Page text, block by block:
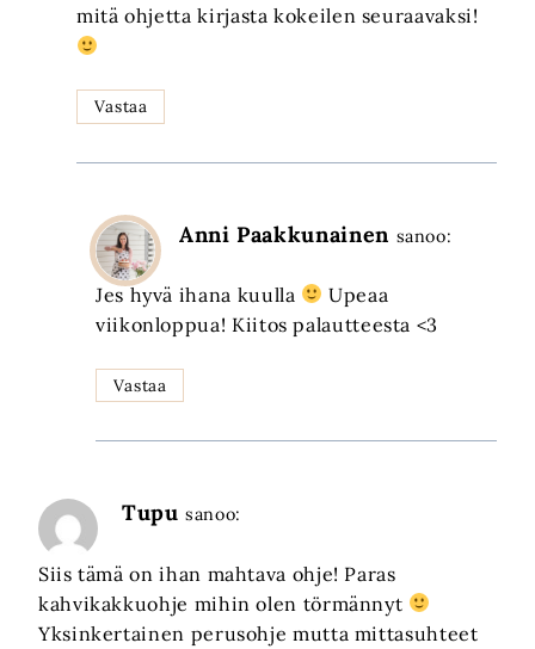
mitä ohjetta kirjasta kokeilen seuraavaksi!
Vastaa
Anni Paakkunainen sanoo:
Jes hyvä ihana kuulla
Upeaa
viikonloppua! Kiitos palautteesta <3
Vastaa
Tupu sanoo:
Siis tämä on ihan mahtava ohje! Paras
kahvikakkuohje mihin olen törmännyt
Yksinkertainen perusohje mutta mittasuhteet